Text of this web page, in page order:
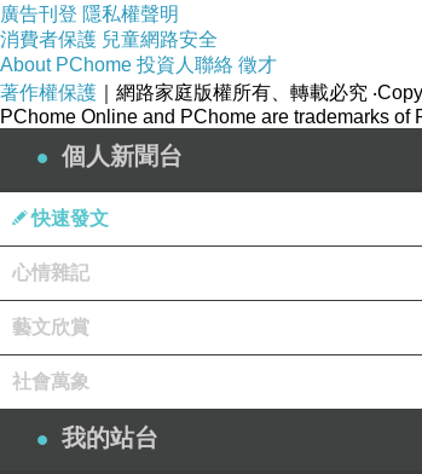
身和心每一剎那都在轉變
這代表身和心也是隨「因」而轉，
受到「因」的操控，而變成其性
了知緣自樂受的貪著，了知緣自苦受的
知道感受的真相，知道苦樂的感受是怎
廣告刊登 隱私權聲明
消費者保護 兒童網路安全
About PChome 投資人聯絡 徵才
著作權保護 ｜網路家庭版權所有、轉載必究
PChome Online and PChome are trademarks of
個人新聞台
快速發文
心情雜記
藝文欣賞
社會萬象
我的站台